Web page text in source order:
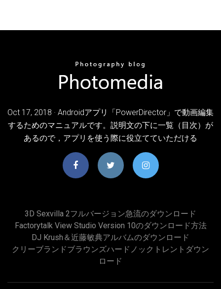
Oct 17, 2018 · Androidアプリ「PowerDirector」で動画編集
するためのマニュアルです。説明文の下に一覧（目次）が
あるので，アプリを使う際に役立てていただける
3D Sexvilla 2フルバージョン急流のダウンロード
Factorytalk View Studio Version 10のダウンロード方法
DJ Krush＆近藤敏典アルバムのダウンロード
クリーブランドブラウンズハードノックトレントダウン
ロード